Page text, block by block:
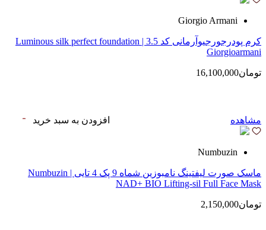
Giorgio Armani
کرم پودرجورجیوآرمانی کد 3.5 | Luminous silk perfect foundation
Giorgioarmani
تومان16,100,000
مشاهده افزودن به سبد خرید
Numbuzin
ماسک صورت لیفتینگ نامبوزین شماه 9 پک 4 تایی | Numbuzin
NAD+ BIO Lifting-sil Full Face Mask
تومان2,150,000